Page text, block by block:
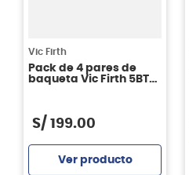
Vic Firth
Pack de 4 pares de
baqueta Vic Firth 5BTN
S/ 199.00
Ver producto